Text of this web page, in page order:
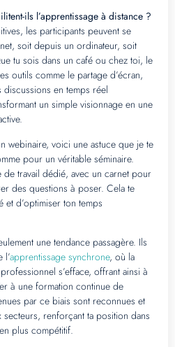
ils l’apprentissage à distance ?
les participants peuvent se
soit depuis un ordinateur, soit
tu sois dans un café ou chez toi, le
outils comme le partage d’écran,
en temps réel
un simple visionnage en une
webinaire, voici une astuce que je te
pour un véritable séminaire.
travail dédié, avec un carnet pour
des questions à poser. Cela te
d’optimiser ton temps
une tendance passagère. Ils
l’apprentissage synchrone, où la
s’efface, offrant ainsi à
à une formation continue de
par ce biais sont reconnues et
renforçant ta position dans
plus compétitif.